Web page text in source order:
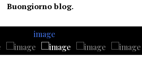
Buongiorno blog.